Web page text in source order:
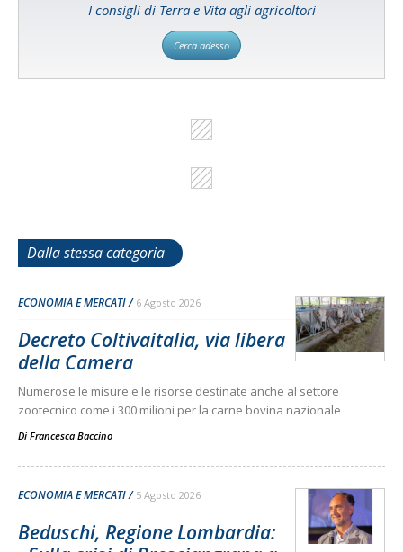
I consigli di Terra e Vita agli agricoltori
Cerca adesso
Dalla stessa categoria
ECONOMIA E MERCATI 6 Agosto 2026
Decreto Coltivaitalia, via libera
della Camera
Numerose le misure e le risorse destinate anche al settore
zootecnico come i 300 milioni per la carne bovina nazionale
Di Francesca Baccino
ECONOMIA E MERCATI 5 Agosto 2026
Beduschi, Regione Lombardia: